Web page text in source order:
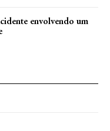
envolvendo um